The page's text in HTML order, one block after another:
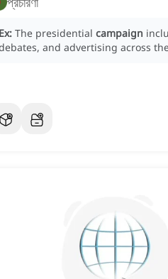
Ex: The presidential campaign
and advertising across